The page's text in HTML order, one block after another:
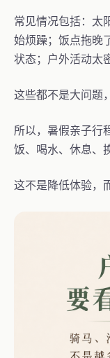
常见情况包括：太
始烦躁；饭点拖晚
状态；户外活动太
这些都不是大问题
所以，暑假亲子行
饭、喝水、休息、
这不是降低体验，